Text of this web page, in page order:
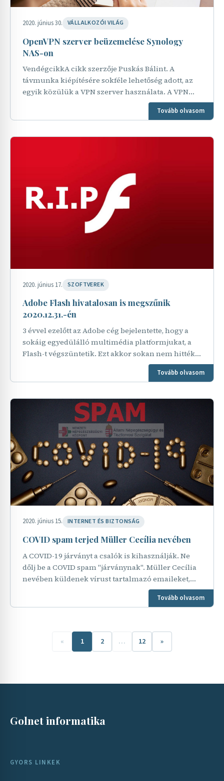
2020. június 30. VÁLLALKOZÓI VILÁG
OpenVPN szerver beüzemelése Synology
NAS-on
VendégcikkA cikk szerzője Puskás Bálint. A
távmunka kiépítésére sokféle lehetőség adott, az
egyik közülük a VPN szerver használata. A VPN
célja, hogy két eszköz között egy biztonságos
Tovább olvasom
2020. június 17. SZOFTVEREK
Adobe Flash hivatalosan is megszűnik
2020.12.31.-én
3 évvel ezelőtt az Adobe cég bejelentette, hogy a
sokáig egyedülálló multimédia platformjukat, a
Flash-t végszüntetik. Ezt akkor sokan nem hitték
el, de ugyanúgy sokan várták. A Flash életének
Tovább olvasom
2020. június 15. INTERNET ÉS BIZTONSÁG
COVID spam terjed Müller Cecília nevében
A COVID-19 járványt a csalók is kihasználják. Ne
dőlj be a COVID spam "járványnak". Müller Cecília
nevében küldenek vírust tartalmazó emaileket,
amiben a csalók azt próbálják elhitetni, hogy a…
Tovább olvasom
« 1 2 … 12 »
Golnet informatika
GYORS LINKEK